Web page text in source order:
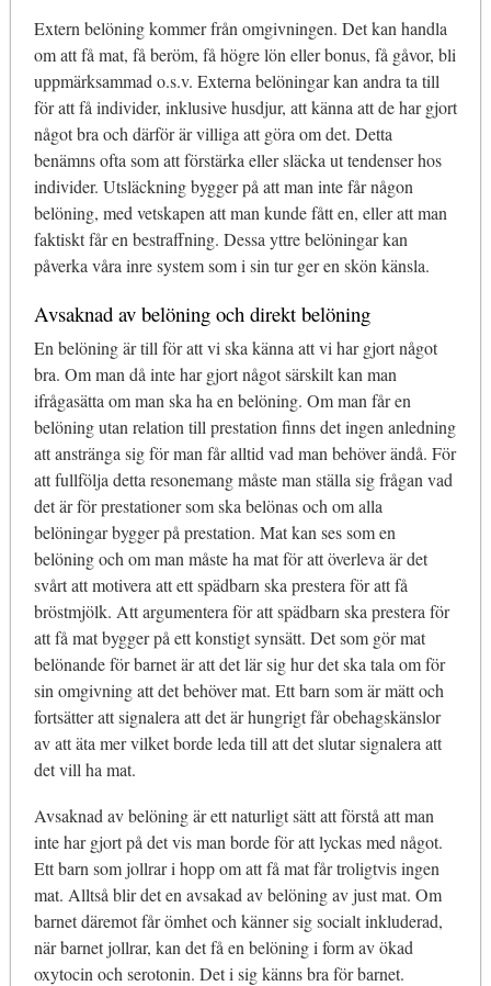
Extern belöning kommer från omgivningen. Det kan handla
om att få mat, få beröm, få högre lön eller bonus, få gåvor, bli
uppmärksammad o.s.v. Externa belöningar kan andra ta till
för att få individer, inklusive husdjur, att känna att de har gjort
något bra och därför är villiga att göra om det. Detta
benämns ofta som att förstärka eller släcka ut tendenser hos
individer. Utsläckning bygger på att man inte får någon
belöning, med vetskapen att man kunde fått en, eller att man
faktiskt får en bestraffning. Dessa yttre belöningar kan
påverka våra inre system som i sin tur ger en skön känsla.
Avsaknad av belöning och direkt belöning
En belöning är till för att vi ska känna att vi har gjort något
bra. Om man då inte har gjort något särskilt kan man
ifrågasätta om man ska ha en belöning. Om man får en
belöning utan relation till prestation finns det ingen anledning
att anstränga sig för man får alltid vad man behöver ändå. För
att fullfölja detta resonemang måste man ställa sig frågan vad
det är för prestationer som ska belönas och om alla
belöningar bygger på prestation. Mat kan ses som en
belöning och om man måste ha mat för att överleva är det
svårt att motivera att ett spädbarn ska prestera för att få
bröstmjölk. Att argumentera för att spädbarn ska prestera för
att få mat bygger på ett konstigt synsätt. Det som gör mat
belönande för barnet är att det lär sig hur det ska tala om för
sin omgivning att det behöver mat. Ett barn som är mätt och
fortsätter att signalera att det är hungrigt får obehagskänslor
av att äta mer vilket borde leda till att det slutar signalera att
det vill ha mat.
Avsaknad av belöning är ett naturligt sätt att förstå att man
inte har gjort på det vis man borde för att lyckas med något.
Ett barn som jollrar i hopp om att få mat får troligtvis ingen
mat. Alltså blir det en avsakad av belöning av just mat. Om
barnet däremot får ömhet och känner sig socialt inkluderad,
när barnet jollrar, kan det få en belöning i form av ökad
oxytocin och serotonin. Det i sig känns bra för barnet.